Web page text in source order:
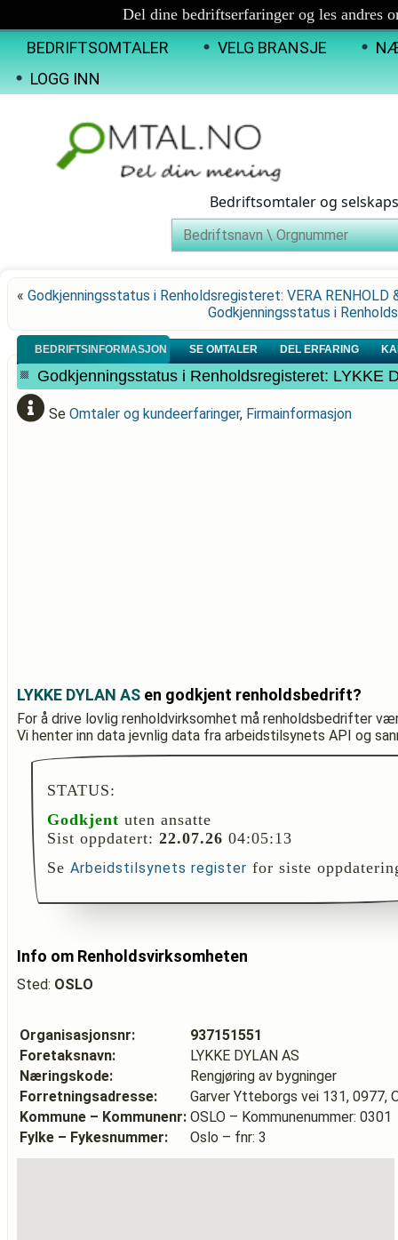
Del dine bedriftserfaringer og les andres
BEDRIFTSOMTALER VELG BRANSJE
LOGG INN
Bedriftsomtaler og
« Godkjenningsstatus i Renholdsregisteret: VERA RENHOLD
Godkjenningsstatus i
BEDRIFTSINFORMASJON SE OMTALER DEL ERFARING
Godkjenningsstatus i Renholdsregisteret: LYKKE
Se Omtaler og kundeerfaringer, Firmainformasjon
LYKKE DYLAN AS en godkjent renholdsbedrift?
For å drive lovlig renholdvirksomhet må renholdsbedrifter
Vi henter inn data jevnlig data fra arbeidstilsynets API og
STATUS:
Godkjent uten ansatte
Sist oppdatert: 22.07.26 04:05:13
Se Arbeidstilsynets register for siste
Info om Renholdsvirksomheten
Sted: OSLO
Organisasjonsnr:
937151551
Foretaksnavn:
LYKKE DYLAN AS
Næringskode:
Rengjøring av bygninger
Forretningsadresse:
Garver Ytteborgs vei 131, 0977,
Kommune – Kommunenr: OSLO – Kommunenummer: 0301
Fylke – Fykesnummer:
Oslo – fnr: 3